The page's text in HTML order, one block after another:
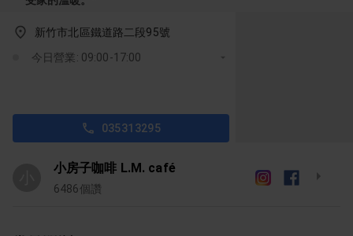
新竹市北區鐵道路二段95號
今日營業: 09:00-17:00
035313295
小房子咖啡 L.M. café
6486個讚